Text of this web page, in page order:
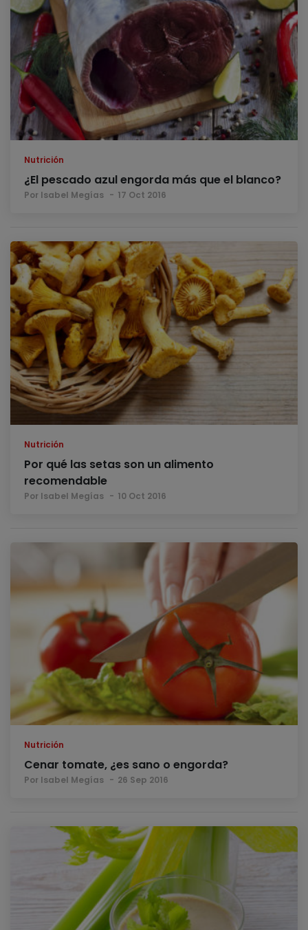
Nutrición
¿El pescado azul engorda más que el blanco?
Por Isabel Megías 17 Oct 2016
Nutrición
Por qué las setas son un alimento
recomendable
Por Isabel Megías 10 Oct 2016
Nutrición
Cenar tomate, ¿es sano o engorda?
Por Isabel Megías 26 Sep 2016